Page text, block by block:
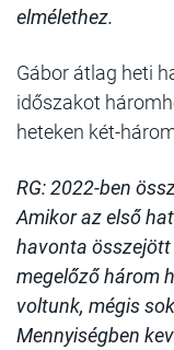
elmélethez.
Gábor átlag heti
időszakot
heteken két-
RG: 2022-ben
Amikor az első
havonta összejött
megelőző három
voltunk, mégis
Mennyiségben